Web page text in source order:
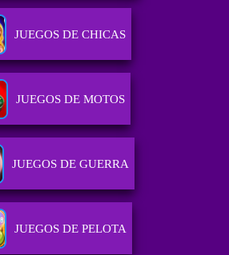
JUEGOS DE CHICAS
JUEGOS DE MOTOS
JUEGOS DE GUERRA
JUEGOS DE PELOTA